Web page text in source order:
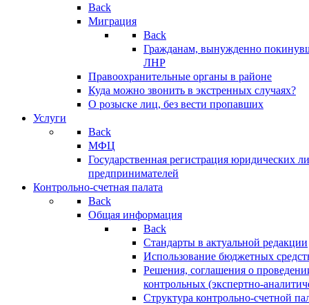
Back
Миграция
Back
Гражданам, вынужденно
ЛНР
Правоохранительные органы в районе
Куда можно звонить в экстренных случаях?
О розыске лиц, без вести пропавших
Услуги
Back
МФЦ
Государственная регистрация юридических
предпринимателей
Контрольно-счетная палата
Back
Общая информация
Back
Стандарты в актуальной редакции
Использование бюджетных
Решения, соглашения о
контрольных (экспертно-
Структура контрольно-счетной